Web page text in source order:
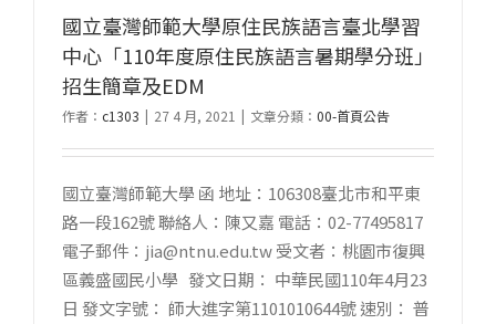
國立臺灣師範大學原住民族語言臺北學習
中心「110年度原住民族語言暑期學分班」
招生簡章及EDM
作者： c1303 | 27 4 月, 2021 | 文章分類： 00-首頁公告
國立臺灣師範大學 函 地址：106308臺北市和平東
路一段162號 聯絡人：陳又嘉 電話：02-77495817
電子郵件：jia@ntnu.edu.tw 受文者：桃園市復興
區義盛國民小學 發文日期： 中華民國110年4月23
日 發文字號： 師大進字第1101010644號 速別： 普